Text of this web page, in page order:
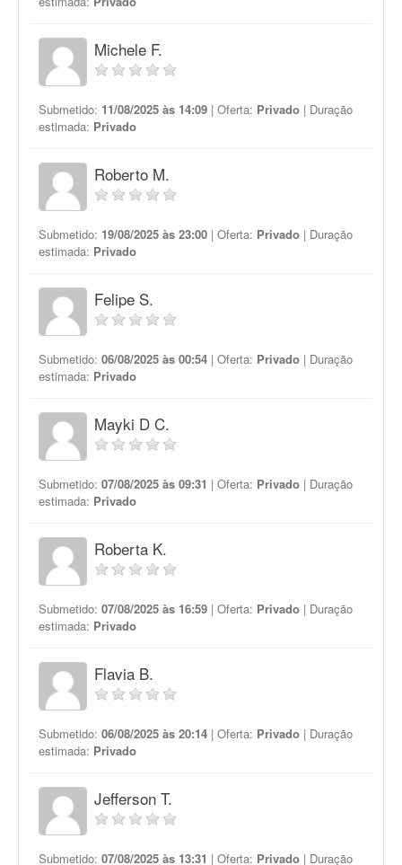
Michele F.
Submetido: 11/08/2025 às 14:09 | Oferta: Privado | Duração
estimada: Privado
Roberto M.
Submetido: 19/08/2025 às 23:00 | Oferta: Privado | Duração
estimada: Privado
Felipe S.
Submetido: 06/08/2025 às 00:54 | Oferta: Privado | Duração
estimada: Privado
Mayki D C.
Submetido: 07/08/2025 às 09:31 | Oferta: Privado | Duração
estimada: Privado
Roberta K.
Submetido: 07/08/2025 às 16:59 | Oferta: Privado | Duração
estimada: Privado
Flavia B.
Submetido: 06/08/2025 às 20:14 | Oferta: Privado | Duração
estimada: Privado
Jefferson T.
Submetido: 07/08/2025 às 13:31 | Oferta: Privado | Duração